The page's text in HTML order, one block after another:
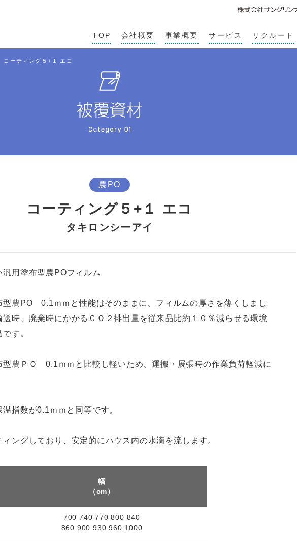
TOP 会社概要 事業概要 サービス リクルート
コーティング５+１ エコ
農PO
コーティング５+１ エコ
タキロンシーアイ
汎用塗布型農POフィルム
型農PO 0.1ｍｍと性能はそのままに、フィルムの厚さを薄くしまし
送時、廃棄時にかかるＣＯ２排出量を従来品比約１０％減らせる環境
す。
型農ＰＯ 0.1ｍｍと比較し軽いため、運搬・展張時の作業負荷軽減に
指数が0.1ｍｍと同等です。
ィングしており、安定的にハウス内の水滴を流します。
幅
（cm）
700 740 770 800 840
860 900 930 960 1000